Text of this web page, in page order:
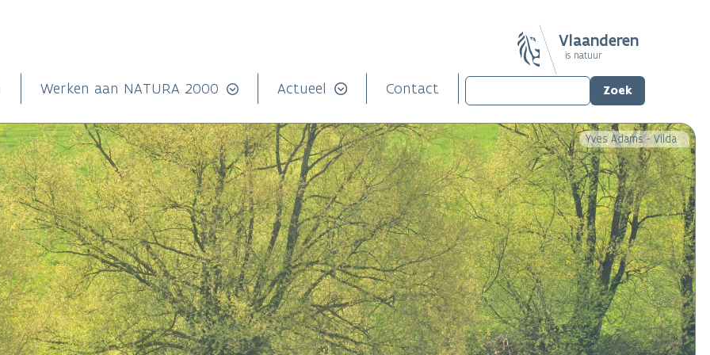
Vlaanderen
is natuur
Werken aan NATURA 2000 Actueel Contact
Yves Adams - Vilda